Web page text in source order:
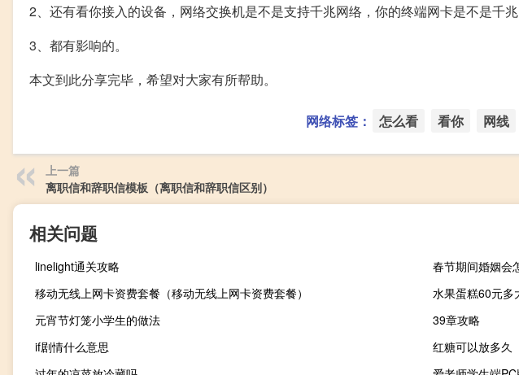
2、还有看你接入的设备，网络交换机是不是支持千兆网络，你的终端网卡是不是千兆
3、都有影响的。
本文到此分享完毕，希望对大家有所帮助。
网络标签： 怎么看 看你 网线
上一篇
离职信和辞职信模板（离职信和辞职信区别）
相关问题
linelight通关攻略
春节期间婚姻会
移动无线上网卡资费套餐（移动无线上网卡资费套餐）
水果蛋糕60元多
元宵节灯笼小学生的做法
39章攻略
if剧情什么意思
红糖可以放多久